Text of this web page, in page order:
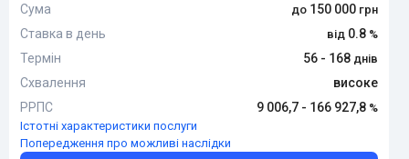
Сума
150 000
Ставка в день
0.8
Термін
56 - 168
Схвалення
високе
РРПС
9 006,7 - 166 927,8
Істотні характеристики послуги
Попередження про можливі наслідки